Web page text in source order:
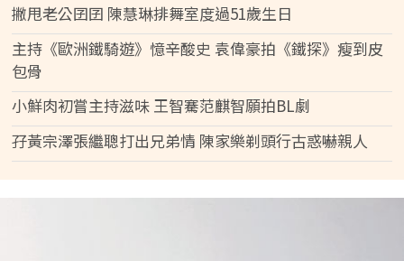
撇甩老公囝囝 陳慧琳排舞室度過51歲生日
主持《歐洲鐵騎遊》憶辛酸史 袁偉豪拍《鐵探》瘦到皮
包骨
小鮮肉初嘗主持滋味 王智騫范麒智願拍BL劇
孖黃宗澤張繼聰打出兄弟情 陳家樂剃頭行古惑嚇親人